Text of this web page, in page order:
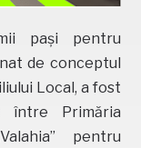
pași pentru
de conceptul
Local, a fost
între Primăria
pentru